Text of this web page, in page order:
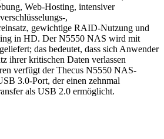
Web-Hosting, intensiver
,
gewichtige RAID-Nutzung und
in HD. Der N5550 NAS wird mit
das bedeutet, dass sich Anwender
ihrer kritischen Daten verlassen
verfügt der Thecus N5550 NAS-
3.0-Port, der einen zehnmal
als USB 2.0 ermöglicht.